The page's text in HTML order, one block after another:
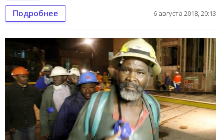
Подробнее 6 августа 2018, 20:13